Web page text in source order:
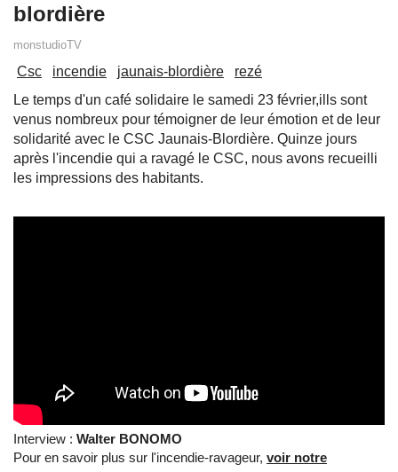
blordière
monstudioTV
Csc incendie jaunais-blordière
rezé
Le temps d'un café solidaire le samedi 23 février,ills sont
venus nombreux pour témoigner de leur émotion et de leur
solidarité avec le CSC Jaunais-Blordière. Quinze jours
après l'incendie qui a ravagé le CSC, nous avons recueilli
les impressions des habitants.
Interview : Walter BONOMO
Pour en savoir plus sur l'incendie-ravageur, voir notre